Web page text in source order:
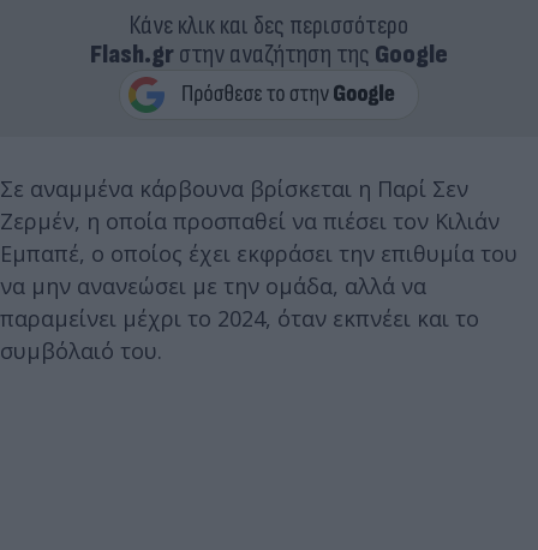
Κάνε κλικ και δες περισσότερο
Flash.grστην αναζήτηση της Google
Σε αναμμένα κάρβουνα βρίσκεται η Παρί Σεν
Ζερμέν, η οποία προσπαθεί να πιέσει τον Κιλιάν
Εμπαπέ, ο οποίος έχει εκφράσει την επιθυμία του
να μην ανανεώσει με την ομάδα, αλλά να
παραμείνει μέχρι το 2024, όταν εκπνέει και το
συμβόλαιό του.